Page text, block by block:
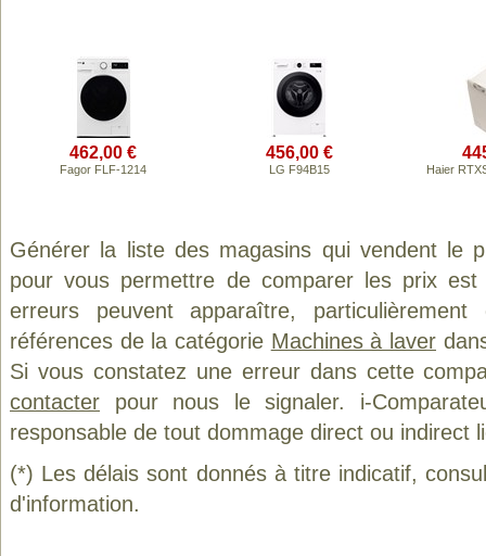
462,00 €
Fagor FLF-1214
456,00 €
LG F94B15 Haier
Générer la liste des magasins qui vendent le
pour vous permettre de comparer les prix
erreurs peuvent apparaître,
références de la catégorie Machines à laver
Si vous constatez une erreur dans cette
contacter pour nous le signaler. i-
responsable de tout dommage direct ou indirect
(*) Les délais sont donnés à titre indicatif,
d'information.